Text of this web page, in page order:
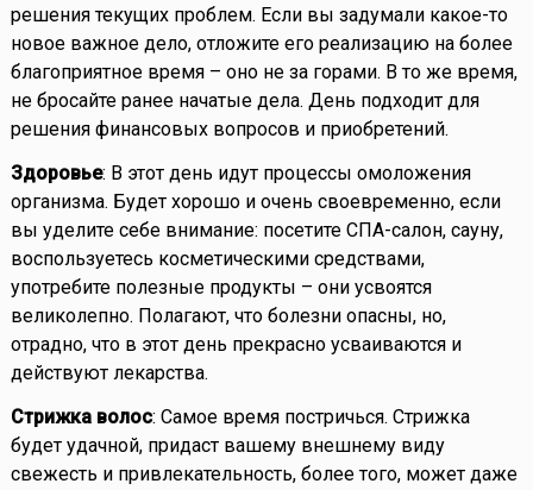
решения текущих проблем. Если вы задумали какое-то
новое важное дело, отложите его реализацию на более
благоприятное время – оно не за горами. В то же время,
не бросайте ранее начатые дела. День подходит для
решения финансовых вопросов и приобретений.
Здоровье: В этот день идут процессы омоложения
организма. Будет хорошо и очень своевременно, если
вы уделите себе внимание: посетите СПА-салон, сауну,
воспользуетесь косметическими средствами,
употребите полезные продукты – они усвоятся
великолепно. Полагают, что болезни опасны, но,
отрадно, что в этот день прекрасно усваиваются и
действуют лекарства.
Стрижка волос: Самое время постричься. Стрижка
будет удачной, придаст вашему внешнему виду
свежесть и привлекательность, более того, может даже